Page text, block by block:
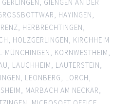
GERLINGEN, GIENGEN AN DER
, HAYINGEN,
, HERBRECHTINGEN,
, HOLZGERLINGEN, KIRCHHEIM
MÜNCHINGEN, KORNWESTHEIM,
, LAUCHHEIM, LAUTERSTEIN,
, LEONBERG, LORCH,
, MARBACH AM NECKAR,